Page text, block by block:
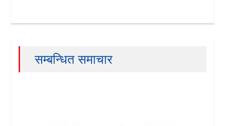
सम्बन्धित समाचार